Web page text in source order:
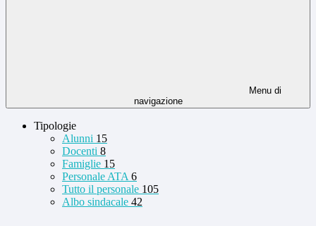
Menu di
navigazione
Tipologie
Alunni 15
Docenti 8
Famiglie 15
Personale ATA 6
Tutto il personale 105
Albo sindacale 42